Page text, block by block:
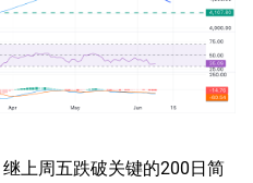
上周五跌破关键的200日简